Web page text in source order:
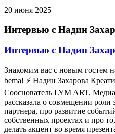
20 июня 2025
Интервью с Надин
Интервью с Надин
Знакомим вас с новым гостем
bema! ⚡ Надин Захарова
Сооснователь LYM ART,
рассказала о совмещении роли
партнера, про развитие
собственных проектах и про
делать акцент во время